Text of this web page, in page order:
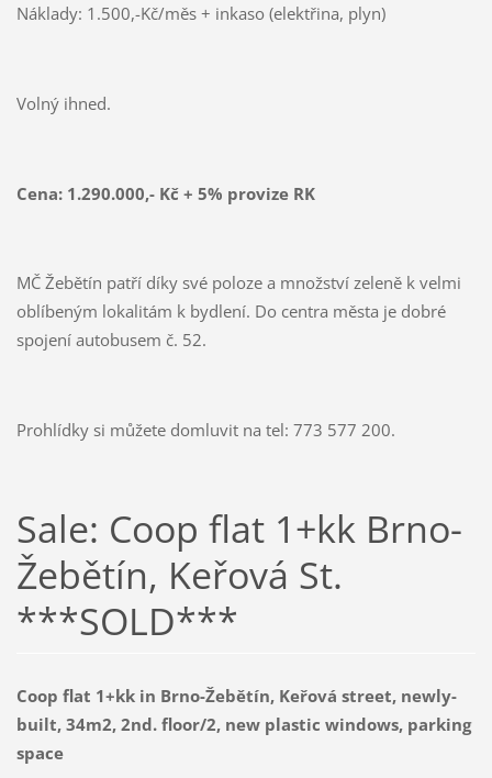
Náklady: 1.500,-Kč/měs + inkaso (elektřina, plyn)
Volný ihned.
Cena: 1.290.000,- Kč+ 5% provize RK
MČ Žebětín patří díky své poloze a množství zeleně k velmi
oblíbeným lokalitám k bydlení. Do centra města je dobré
spojení autobusem č. 52.
Prohlídky si můžete domluvit na tel: 773 577 200.
Sale: Coop flat 1+kk Brno-
Žebětín, Keřová St.
***SOLD***
Coop flat 1+kk in Brno-Žebětín, Keřová street, newly-
built, 34m2, 2nd. floor/2, new plastic windows, parking
space